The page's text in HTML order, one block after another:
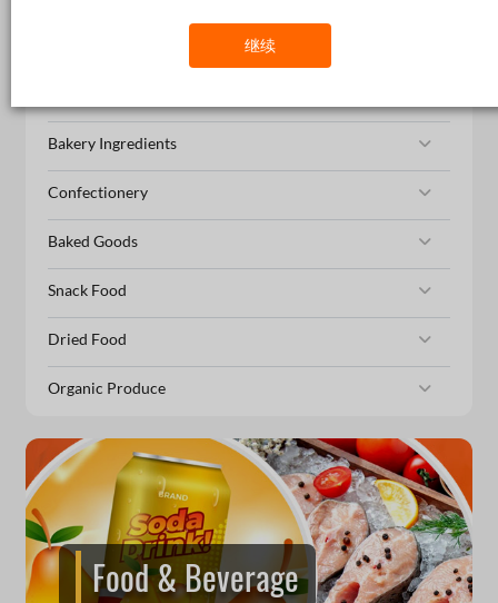
继续
Bakery Ingredients
Confectionery
Baked Goods
Snack Food
Dried Food
Organic Produce
Food & Beverage